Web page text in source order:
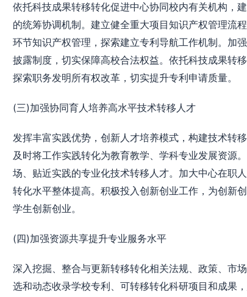
依托科技成果转移转化促进中心协同校内有关机构，
的统筹协调机制。建立健全重大项目知识产权管理流
环节知识产权管理，探索建立专利导航工作机制。加
披露制度，切实保障高校合法权益。依托科技成果转
探索职务发明所有权改革，切实提升专利申请质量。
(三)加强协同育人培养高水平技术转移人才
发挥丰富实践优势，创新人才培养模式，构建技术转
及时将工作实践转化为教育教学、学科专业发展资
场、贴近实践的专业化技术转移人才。加大中心在职
转化水平整体提高。积极投入创新创业工作，为创新
学生创新创业。
(四)加强资源共享提升专业服务水平
深入挖掘、整合与更新转移转化相关法规、政策、市
选和动态收录学校专利、可转移转化科研项目和成果